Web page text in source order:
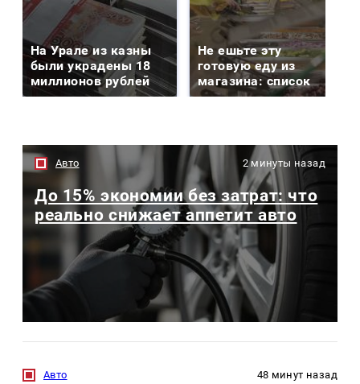
На Урале из казны
были украдены 18
миллионов рублей
Не ешьте эту
готовую еду из
магазина: список
Авто 2 минуты назад
До 15% экономии без затрат: что
реально снижает аппетит авто
Авто 48 минут назад